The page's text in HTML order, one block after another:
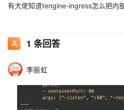
有大佬知道tengine-ingress怎么把内
1 条回答
李丽虹